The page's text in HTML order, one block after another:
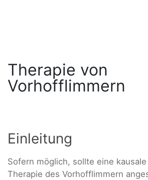
Therapie von
Vorhofflimmern
Einleitung
Sofern möglich, sollte eine kausale
Therapie des Vorhofflimmern